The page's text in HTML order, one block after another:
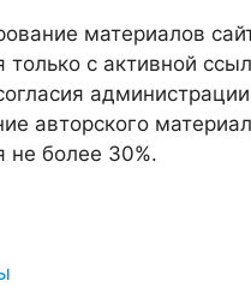
материалов
только с активной
авторского
не более 30%.